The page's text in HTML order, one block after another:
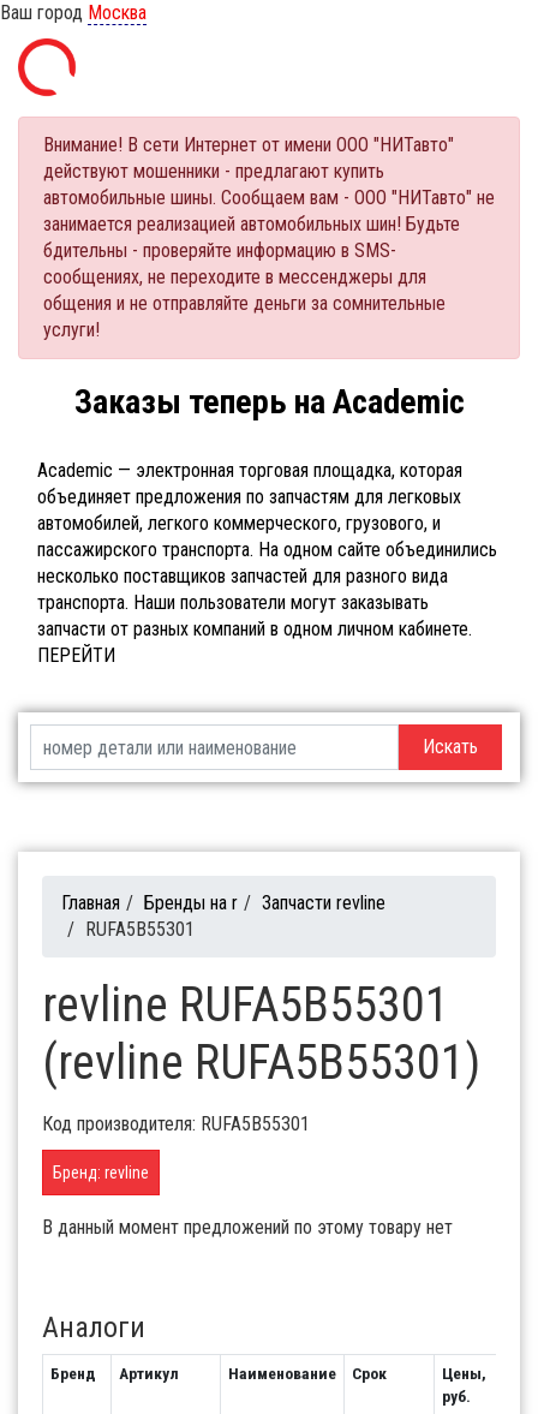
Ваш город Москва
Внимание! В сети Интернет от имени ООО "НИТавто"
действуют мошенники - предлагают купить
автомобильные шины. Сообщаем вам - ООО "НИТавто" не
занимается реализацией автомобильных шин! Будьте
бдительны - проверяйте информацию в SMS-
сообщениях, не переходите в мессенджеры для
общения и не отправляйте деньги за сомнительные
услуги!
Заказы теперь на Academic
Academic — электронная торговая площадка, которая
объединяет предложения по запчастям для легковых
автомобилей, легкого коммерческого, грузового, и
пассажирского транспорта. На одном сайте объединились
несколько поставщиков запчастей для разного вида
транспорта. Наши пользователи могут заказывать
запчасти от разных компаний в одном личном кабинете.
ПЕРЕЙТИ
Искать
Главная / Бренды на r / Запчасти revline
/ RUFA5B55301
revline RUFA5B55301
(revline RUFA5B55301)
Код производителя: RUFA5B55301
Бренд: revline
В данный момент предложений по этому товару нет
Аналоги
Бренд Артикул Наименование Срок
Цены,
руб.